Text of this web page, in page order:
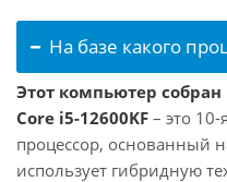
На базе какого
Этот компьютер
Core i5-12600KF – это
процессор, основанный
использует гибридную